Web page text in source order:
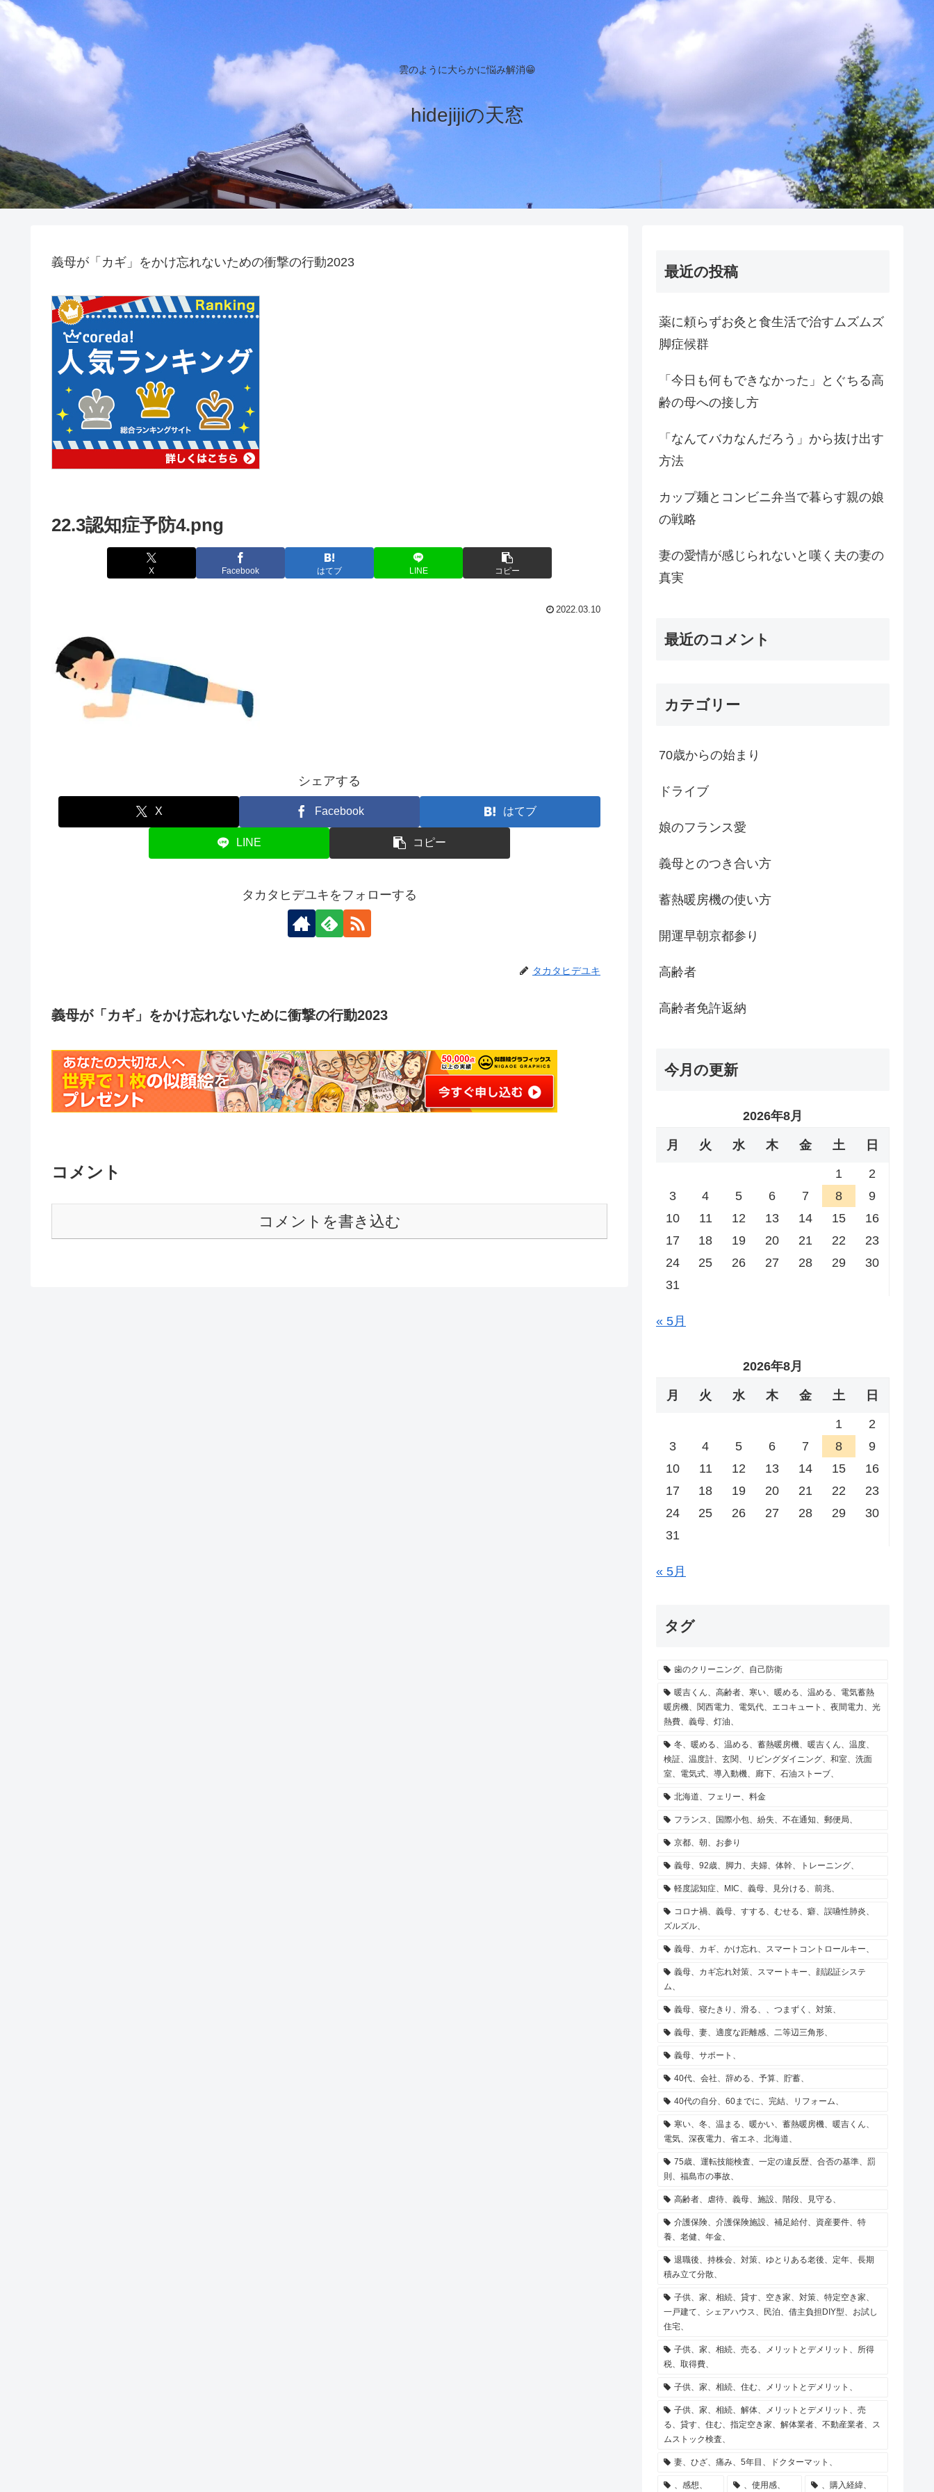
雲のように大らかに悩み解消😁
hidejijiの天窓
義母が「カギ」をかけ忘れないための衝撃の行動2023
22.3認知症予防4.png
X Facebook はてブ LINE コピー
2022.03.10
シェアする
X Facebook はてブ
LINE コピー
タカタヒデユキをフォローする
タカタヒデユキ
義母が「カギ」をかけ忘れないために衝撃の行動2023
コメント
コメントを書き込む
最近の投稿
薬に頼らずお灸と食生活で治すムズムズ
脚症候群
「今日も何もできなかった」とぐちる高
齢の母への接し方
「なんてバカなんだろう」から抜け出す
方法
カップ麺とコンビニ弁当で暮らす親の娘
の戦略
妻の愛情が感じられないと嘆く夫の妻の
真実
最近のコメント
カテゴリー
70歳からの始まり
ドライブ
娘のフランス愛
義母とのつき合い方
蓄熱暖房機の使い方
開運早朝京都参り
高齢者
高齢者免許返納
今月の更新
2026年8月
月 火 水 木 金 土 日
1
2
3
4 5 6 7 8
9
10
11 12 13 14 15
16
17
18 19 20 21 22
23
24
25 26 27 28 29
30
31
« 5月
2026年8月
月 火 水 木 金 土 日
1
2
3
4 5 6 7 8
9
10
11 12 13 14 15
16
17
18 19 20 21 22
23
24
25 26 27 28 29
30
31
« 5月
タグ
歯のクリーニング、自己防衛
暖吉くん、高齢者、寒い、暖める、温める、電気蓄熱
暖房機、関西電力、電気代、エコキュート、夜間電力、光
熱費、義母、灯油、
冬、暖める、温める、蓄熱暖房機、暖吉くん、温度、
検証、温度計、玄関、リビングダイニング、和室、洗面
室、電気式、導入動機、廊下、石油ストーブ、
北海道、フェリー、料金
フランス、国際小包、紛失、不在通知、郵便局、
京都、朝、お参り
義母、92歳、脚力、夫婦、体幹、トレーニング、
軽度認知症、MIC、義母、見分ける、前兆、
コロナ禍、義母、すする、むせる、癖、誤嚥性肺炎、
ズルズル、
義母、カギ、かけ忘れ、スマートコントロールキー、
義母、カギ忘れ対策、スマートキー、顔認証システ
ム、
義母、寝たきり、滑る、、つまずく、対策、
義母、妻、適度な距離感、二等辺三角形、
義母、サポート、
40代、会社、辞める、予算、貯蓄、
40代の自分、60までに、完結、リフォーム、
寒い、冬、温まる、暖かい、蓄熱暖房機、暖吉くん、
電気、深夜電力、省エネ、北海道、
75歳、運転技能検査、一定の違反歴、合否の基準、罰
則、福島市の事故、
高齢者、虐待、義母、施設、階段、見守る、
介護保険、介護保険施設、補足給付、資産要件、特
養、老健、年金、
退職後、持株会、対策、ゆとりある老後、定年、長期
積み立て分散、
子供、家、相続、貸す、空き家、対策、特定空き家、
一戸建て、シェアハウス、民泊、借主負担DIY型、お試し
住宅、
子供、家、相続、売る、メリットとデメリット、所得
税、取得費、
子供、家、相続、住む、メリットとデメリット、
子供、家、相続、解体、メリットとデメリット、売
る、貸す、住む、指定空き家、解体業者、不動産業者、ス
ムストック検査、
妻、ひざ、痛み、5年目、ドクターマット、
、感想、 、使用感、 、購入経緯、